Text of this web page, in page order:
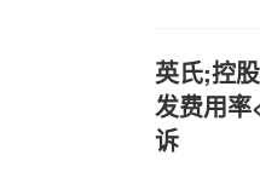
英氏;控
发费用率
诉